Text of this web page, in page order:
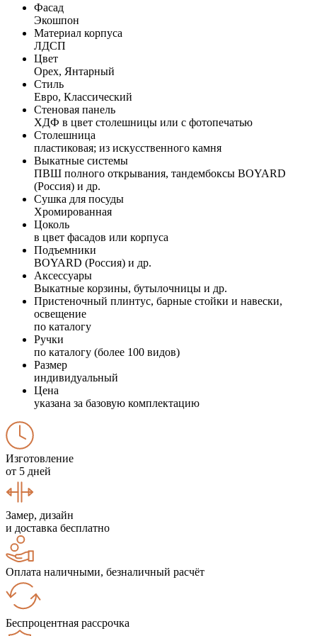
Фасад
Экошпон
Материал корпуса
ЛДСП
Цвет
Орех, Янтарный
Стиль
Евро, Классический
Стеновая панель
ХДФ в цвет столешницы или с фотопечатью
Столешница
пластиковая; из искусственного камня
Выкатные системы
ПВШ полного открывания, тандембоксы BOYARD
(Россия) и др.
Сушка для посуды
Хромированная
Цоколь
в цвет фасадов или корпуса
Подъемники
BOYARD (Россия) и др.
Аксессуары
Выкатные корзины, бутылочницы и др.
Пристеночный плинтус, барные стойки и навески,
освещение
по каталогу
Ручки
по каталогу (более 100 видов)
Размер
индивидуальный
Цена
указана за базовую комплектацию
Изготовление
от 5 дней
Замер, дизайн
и доставка бесплатно
Оплата наличными, безналичный расчёт
Беспроцентная рассрочка